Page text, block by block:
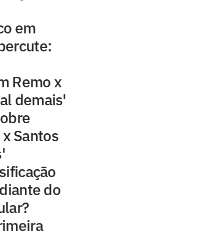
em
Remo x
demais'
Santos
do